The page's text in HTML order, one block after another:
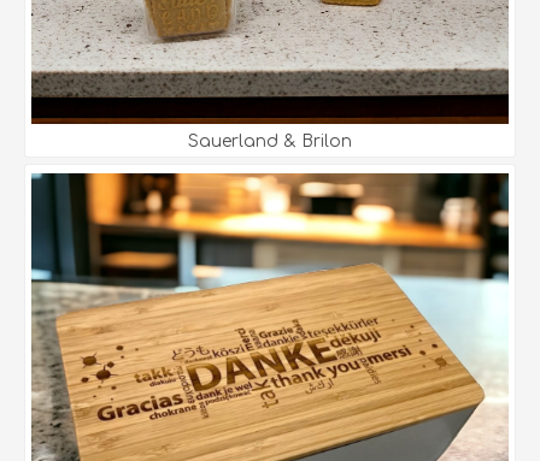
Sauerland & Brilon